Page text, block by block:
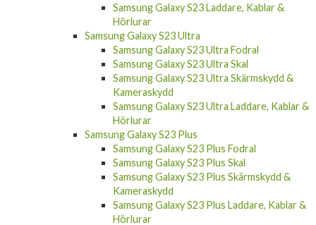
Samsung Galaxy S23 Laddare, Kablar &
Hörlurar
Samsung Galaxy S23 Ultra
Samsung Galaxy S23 Ultra Fodral
Samsung Galaxy S23 Ultra Skal
Samsung Galaxy S23 Ultra Skärmskydd &
Kameraskydd
Samsung Galaxy S23 Ultra Laddare, Kablar &
Hörlurar
Samsung Galaxy S23 Plus
Samsung Galaxy S23 Plus Fodral
Samsung Galaxy S23 Plus Skal
Samsung Galaxy S23 Plus Skärmskydd &
Kameraskydd
Samsung Galaxy S23 Plus Laddare, Kablar &
Hörlurar